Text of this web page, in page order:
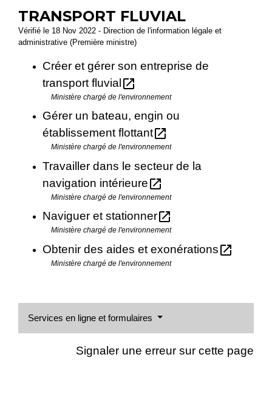
TRANSPORT FLUVIAL
Vérifié le 18 Nov 2022 - Direction de l'information légale et
administrative (Première ministre)
Créer et gérer son entreprise de
transport fluvial open_in_new
Ministère chargé de l'environnement
Gérer un bateau, engin ou
établissement flottantopen_in_new
Ministère chargé de l'environnement
Travailler dans le secteur de la
navigation intérieureopen_in_new
Ministère chargé de l'environnement
Naviguer et stationneropen_in_new
Ministère chargé de l'environnement
Obtenir des aides et exonérationsopen_in_new
Ministère chargé de l'environnement
Services en ligne et formulaires
Signaler une erreur sur cette page